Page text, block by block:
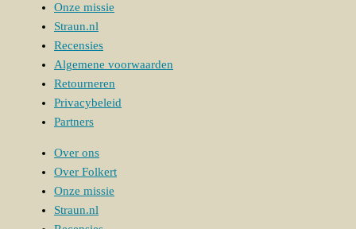
Onze missie
Straun.nl
Recensies
Algemene voorwaarden
Retourneren
Privacybeleid
Partners
Over ons
Over Folkert
Onze missie
Straun.nl